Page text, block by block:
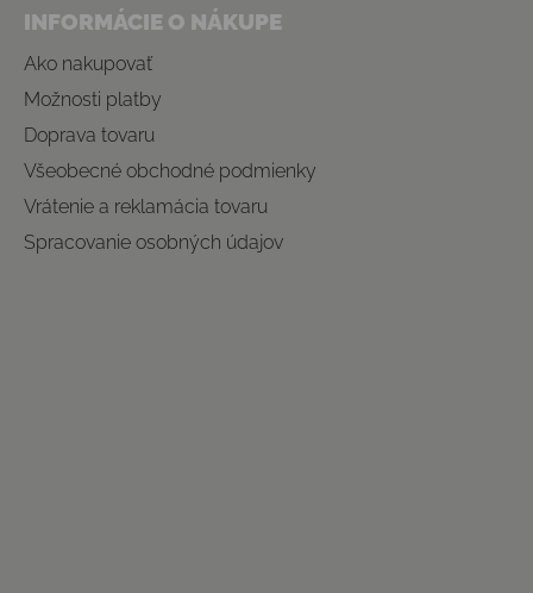
INFORMÁCIE O NÁKUPE
Ako nakupovať
Možnosti platby
Doprava tovaru
Všeobecné obchodné podmienky
Vrátenie a reklamácia tovaru
Spracovanie osobných údajov